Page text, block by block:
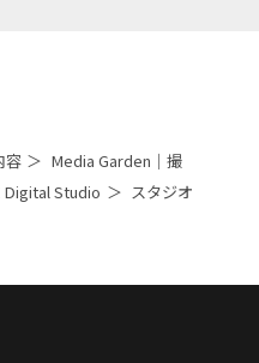
容
Media Garden｜撮
Digital Studio
スタジオ